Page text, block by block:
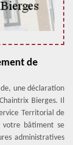
de
une déclaration
Bierges. Il
Territorial de
votre bâtiment se
administratives